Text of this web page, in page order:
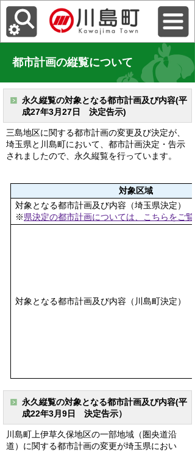
都市計画の縦覧について
永久縦覧の対象となる都市計画及び内容(平
成27年3月27日 決定告示)
三島地区に関する都市計画の変更及び決定が、
埼玉県と川島町において、都市計画決定・告示
されましたので、永久縦覧を行っています。
対象区域
対象となる都市計画及び内容（埼玉県決定）
※県決定の都市計画については、こちらをご覧
対象となる都市計画及び内容（川島町決定）
永久縦覧の対象となる都市計画及び内容(平
成22年3月9日 決定告示）
川島町上伊草久保地区の一部地域（圏央道沿
道）に関する都市計画の変更が埼玉県におい